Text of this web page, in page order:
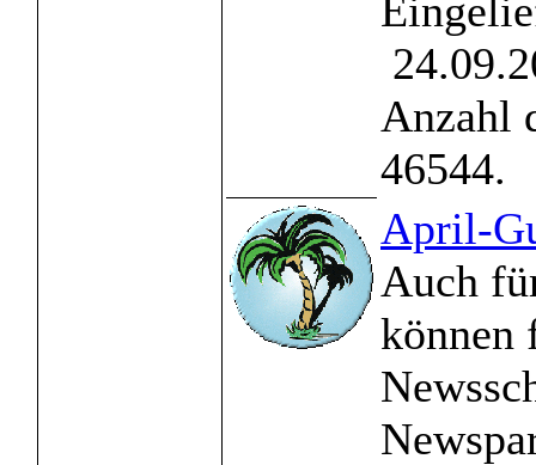
Anzahl
46544.
April-
Auch
können